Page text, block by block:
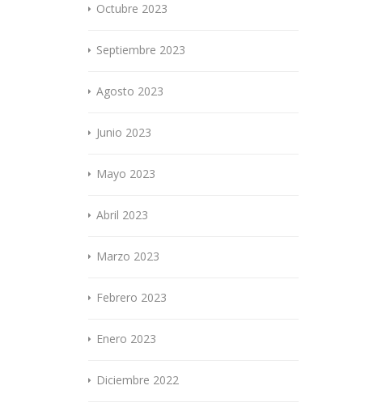
Octubre 2023
Septiembre 2023
Agosto 2023
Junio 2023
Mayo 2023
Abril 2023
Marzo 2023
Febrero 2023
Enero 2023
Diciembre 2022